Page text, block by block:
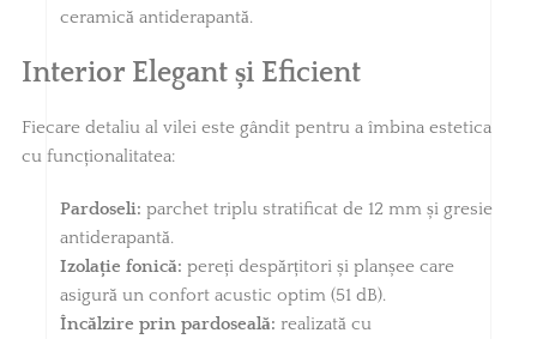
ceramică antiderapantă.
Interior Elegant și Eficient
Fiecare detaliu al vilei este gândit pentru a îmbina estetica
cu funcționalitatea:
Pardoseli: parchet triplu stratificat de 12 mm și gresie
antiderapantă.
Izolație fonică: pereți despărțitori și planșee care
asigură un confort acustic optim (51 dB).
Încălzire prin pardoseală: realizată cu